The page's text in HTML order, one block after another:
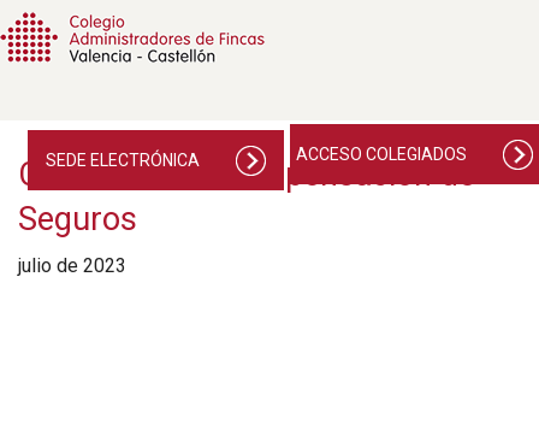
ACCESO COLEGIADOS
SEDE ELECTRÓNICA
Consorcio de Compensación de
Seguros
julio de 2023